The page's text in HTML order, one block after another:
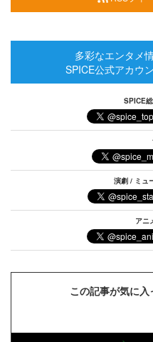
多彩なエンタメ
SPICE公式アカウ
SPICE
演劇 / ミュ
アニ
この記事が気に入